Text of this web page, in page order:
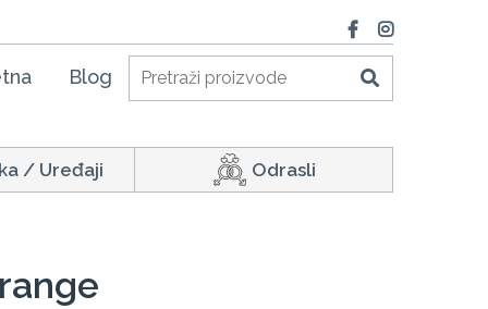
Blog
/ Uređaji Odrasli